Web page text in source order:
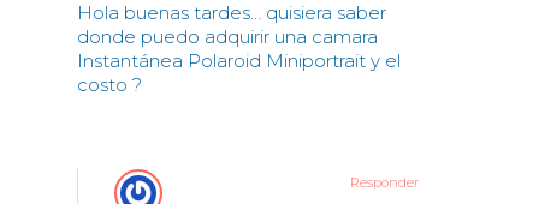
Hola buenas tardes… quisiera saber
donde puedo adquirir una camara
Instantánea Polaroid Miniportrait y el
costo ?
Responder